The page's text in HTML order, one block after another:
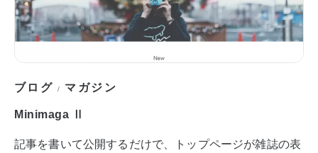
ブログ / マガジン
Minimaga Ⅱ
記事を書いて公開するだけで、トップページが雑誌の表